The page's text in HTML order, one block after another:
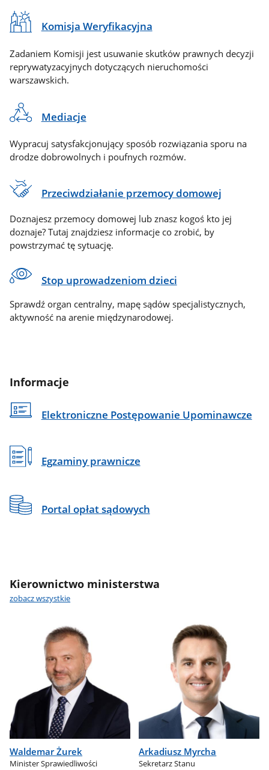
Komisja Weryfikacyjna
Zadaniem Komisji jest usuwanie skutków prawnych decyzji
reprywatyzacyjnych dotyczących nieruchomości
warszawskich.
Mediacje
Wypracuj satysfakcjonujący sposób rozwiązania sporu na
drodze dobrowolnych i poufnych rozmów.
Przeciwdziałanie przemocy domowej
Doznajesz przemocy domowej lub znasz kogoś kto jej
doznaje? Tutaj znajdziesz informacje co zrobić, by
powstrzymać tę sytuację.
Stop uprowadzeniom dzieci
Sprawdź organ centralny, mapę sądów specjalistycznych,
aktywność na arenie międzynarodowej.
Informacje
Elektroniczne Postępowanie Upominawcze
Egzaminy prawnicze
Portal opłat sądowych
Kierownictwo ministerstwa
zobacz wszystkie
Waldemar Żurek
Minister Sprawiedliwości
Arkadiusz Myrcha
Sekretarz Stanu